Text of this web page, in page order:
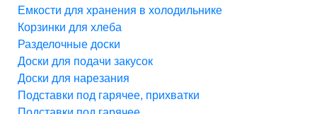
Емкости для хранения в холодильнике
Корзинки для хлеба
Разделочные доски
Доски для подачи закусок
Доски для нарезания
Подставки под гарячее, прихватки